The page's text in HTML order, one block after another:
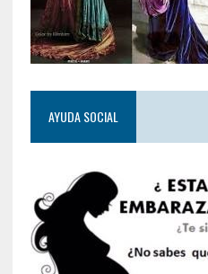
AYUDA SOCIAL